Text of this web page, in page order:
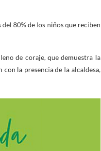
80% de los niños que reciben
de coraje, que demuestra la
la presencia de la alcaldesa,